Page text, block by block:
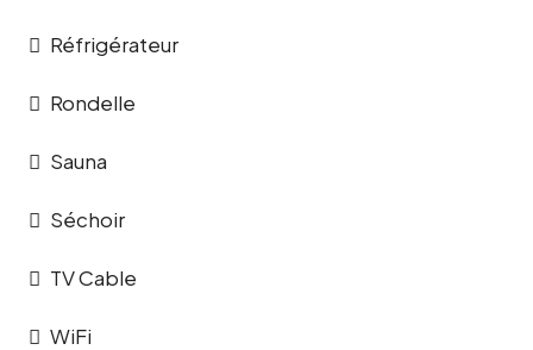
Réfrigérateur
Rondelle
Sauna
Séchoir
TV Cable
WiFi